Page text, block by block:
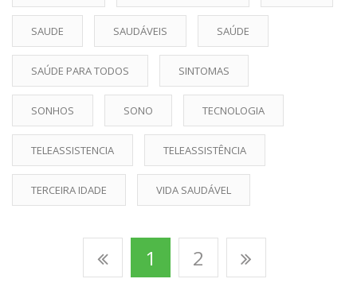
SAUDE SAUDÁVEIS SAÚDE
SAÚDE PARA TODOS SINTOMAS
SONHOS SONO TECNOLOGIA
TELEASSISTENCIA TELEASSISTÊNCIA
TERCEIRA IDADE VIDA SAUDÁVEL
1 2